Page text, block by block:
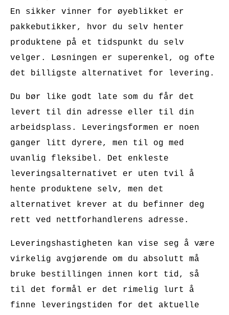
En sikker vinner for øyeblikket er
pakkebutikker, hvor du selv henter
produktene på et tidspunkt du selv
velger. Løsningen er superenkel, og ofte
det billigste alternativet for levering.
Du bør like godt late som du får det
levert til din adresse eller til din
arbeidsplass. Leveringsformen er noen
ganger litt dyrere, men til og med
uvanlig fleksibel. Det enkleste
leveringsalternativet er uten tvil å
hente produktene selv, men det
alternativet krever at du befinner deg
rett ved nettforhandlerens adresse.
Leveringshastigheten kan vise seg å være
virkelig avgjørende om du absolutt må
bruke bestillingen innen kort tid, så
til det formål er det rimelig lurt å
finne leveringstiden for det aktuelle